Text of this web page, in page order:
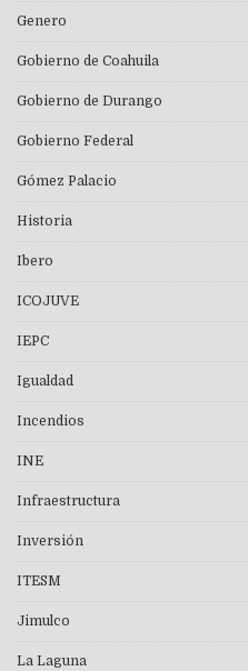
Genero
Gobierno de Coahuila
Gobierno de Durango
Gobierno Federal
Gómez Palacio
Historia
Ibero
ICOJUVE
IEPC
Igualdad
Incendios
INE
Infraestructura
Inversión
ITESM
Jimulco
La Laguna